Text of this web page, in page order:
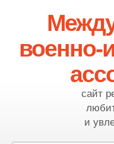
военно-
сайт
и